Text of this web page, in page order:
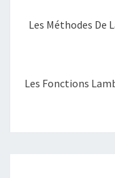
Les Méthodes De
Les Fonctions